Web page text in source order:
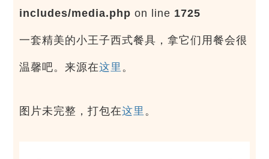
includes/media.php on line 1725
一套精美的小王子西式餐具，拿它们用餐会很
温馨吧。来源在这里 。
图片未完整，打包在这里 。